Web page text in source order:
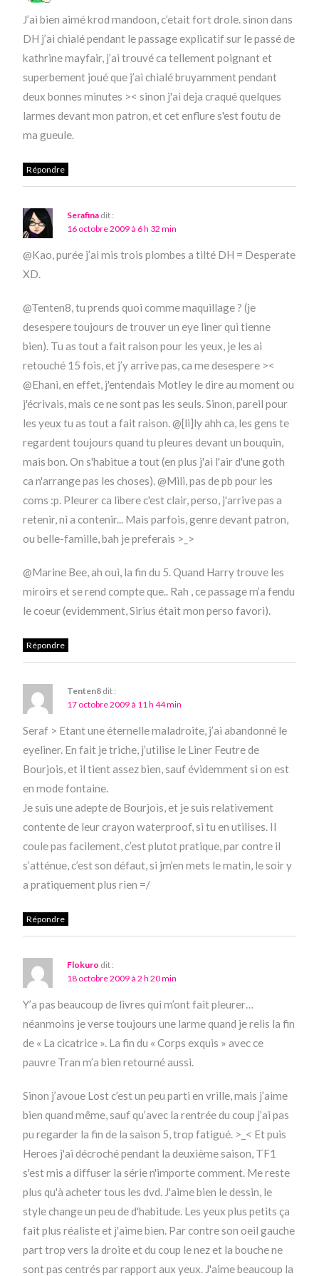
J’ai bien aimé krod mandoon, c’etait fort drole. sinon dans
DH j’ai chialé pendant le passage explicatif sur le passé de
kathrine mayfair, j’ai trouvé ca tellement poignant et
superbement joué que j’ai chialé bruyamment pendant
deux bonnes minutes >< sinon j'ai deja craqué quelques
larmes devant mon patron, et cet enflure s'est foutu de
ma gueule.
Répondre
Serafina dit :
16 octobre 2009 à 6 h 32 min
@Kao, purée j’ai mis trois plombes a tilté DH = Desperate
XD.
@Tenten8, tu prends quoi comme maquillage ? (je
desespere toujours de trouver un eye liner qui tienne
bien). Tu as tout a fait raison pour les yeux, je les ai
retouché 15 fois, et j’y arrive pas, ca me desespere ><
@Ehani, en effet, j'entendais Motley le dire au moment ou
j'écrivais, mais ce ne sont pas les seuls. Sinon, pareil pour
les yeux tu as tout a fait raison. @[li]ly ahh ca, les gens te
regardent toujours quand tu pleures devant un bouquin,
mais bon. On s'habitue a tout (en plus j'ai l'air d'une goth
ca n'arrange pas les choses). @Mili, pas de pb pour les
coms :p. Pleurer ca libere c'est clair, perso, j'arrive pas a
retenir, ni a contenir... Mais parfois, genre devant patron,
ou belle-famille, bah je preferais >_>
@Marine Bee, ah oui, la fin du 5. Quand Harry trouve les
miroirs et se rend compte que.. Rah , ce passage m’a fendu
le coeur (evidemment, Sirius était mon perso favori).
Répondre
Tenten8 dit :
17 octobre 2009 à 11 h 44 min
Seraf > Etant une éternelle maladroite, j’ai abandonné le
eyeliner. En fait je triche, j’utilise le Liner Feutre de
Bourjois, et il tient assez bien, sauf évidemment si on est
en mode fontaine.
Je suis une adepte de Bourjois, et je suis relativement
contente de leur crayon waterproof, si tu en utilises. Il
coule pas facilement, c’est plutot pratique, par contre il
s’atténue, c’est son défaut, si jm’en mets le matin, le soir y
a pratiquement plus rien =/
Répondre
Flokuro dit :
18 octobre 2009 à 2 h 20 min
Y’a pas beaucoup de livres qui m’ont fait pleurer…
néanmoins je verse toujours une larme quand je relis la fin
de « La cicatrice ». La fin du « Corps exquis » avec ce
pauvre Tran m’a bien retourné aussi.
Sinon j’avoue Lost c’est un peu parti en vrille, mais j’aime
bien quand même, sauf qu’avec la rentrée du coup j’ai pas
pu regarder la fin de la saison 5, trop fatigué. >_< Et puis
Heroes j'ai décroché pendant la deuxième saison, TF1
s'est mis a diffuser la série n'importe comment. Me reste
plus qu'à acheter tous les dvd. J'aime bien le dessin, le
style change un peu de d'habitude. Les yeux plus petits ça
fait plus réaliste et j'aime bien. Par contre son oeil gauche
part trop vers la droite et du coup le nez et la bouche ne
sont pas centrés par rapport aux yeux. J'aime beaucoup la